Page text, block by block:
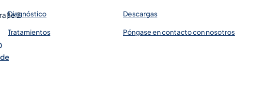
2
Diagnóstico
Tratamientos
Descargas
Póngase en contacto con nosotros